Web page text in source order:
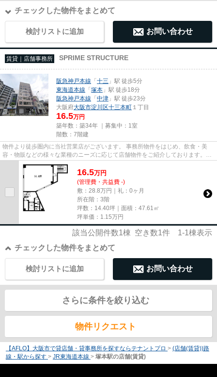
チェックした物件をまとめて
検討リストに追加 お問い合わせ
賃貸｜店舗事務所 SPRIME STRUCTURE
阪急神戸本線 「十三 」駅 徒歩5分
東海道本線 「塚本 」駅 徒歩18分
阪急神戸本線 「中津 」駅 徒歩23分
大阪府大阪市淀川区十三本町 １丁目
16.5万円
築年数：築34年 ｜募集中： 1室
階数：7階建
物件より徒歩圏内に当社営業店がございます。 事務所物件をはじめ、飲食・美
容・物販などの様々な業種のニーズに応じて店舗物件をご紹介しております。
尚、弊社ではおとり広告は一切...
16.5万円
(管理費・共益費 -)
敷：28.8万円｜礼：0ヶ月
所在階：3階
坪数：14.40坪｜面積：47.61㎡
坪単価： 1.15万円
該当公開件数1棟 空き数1件 1-1棟表示
チェックした物件をまとめて
お問い合わせ
検討リストに追加
さらに条件を絞り込む
物件リクエスト
【AFLO】大阪市で貸店舗・貸事務所を探すならテナントプロ > (店舗(賃貸))路
線・駅から探す > JR東海道本線 > 塚本駅の店舗(賃貸)